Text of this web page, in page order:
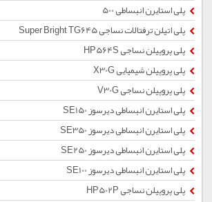
پلی استایرن انبساطی 500
پلی اتیلن ترفتالات نساجی Super Bright TG645
پلی پروپیلن نساجی HP564S
پلی پروپیلن شیمیایی X30G
پلی پروپیلن نساجی V30G
پلی استایرن انبساطی دیرسوز SE150
پلی استایرن انبساطی دیرسوز SE350
پلی استایرن انبساطی دیرسوز SE250
پلی استایرن انبساطی دیرسوز SE100
پلی پروپیلن نساجی HP502P